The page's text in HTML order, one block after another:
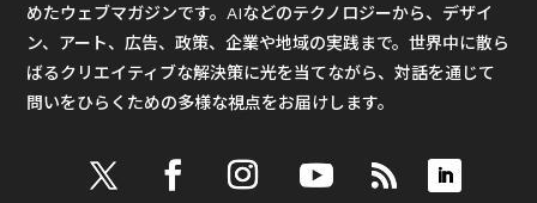
めたウェブマガジンです。AIなどのテクノロジーから、デザイ
ン、アート、広告、政策、企業や地域の実践まで。世界中に散ら
ばるクリエイティブな解決策に光を当てながら、対話を通じて
問いをひらくための多様な視点をお届けします。